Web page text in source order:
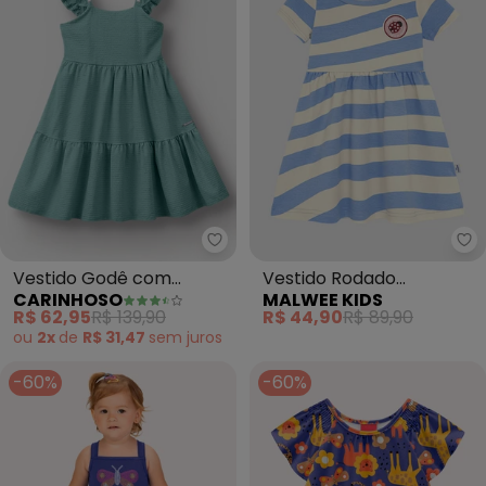
Carinhoso - Vestido Godê com
Vestido Godê com
Pérolas (Azul Turquesa)
CARINHOSO
R$ 62,95R$ 139,90
ou 2x de R$ 31,47 sem juros
Vestido Rodado
Acinturado Listrado
(Azul)
MALWEE KIDS
R$ 44,90R$ 89,90
-60% -60%